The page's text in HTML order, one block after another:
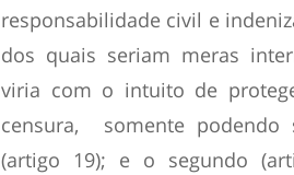
responsabilidade civil e
dos quais seriam meras
viria com o intuito de
censura, somente podendo
(artigo 19); e o segundo